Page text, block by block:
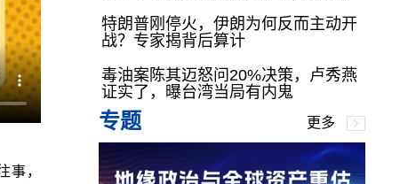
事，
特朗普刚停火，伊朗为何反而主动开
战？专家揭背后算计
毒油案陈其迈怒问20%决策，卢秀燕
证实了，曝台湾当局有内鬼
专题 更多